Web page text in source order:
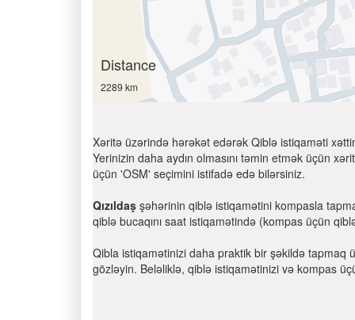
Distance
2289 km
Xəritə üzərində hərəkət edərək Qiblə istiqaməti
Yerinizin daha aydın olmasını təmin etmək üçün
üçün 'OSM' seçimini istifadə edə bilərsiniz.
Qızıldaş şəhərinin qiblə istiqamətini kompasla
qiblə bucaqını saat istiqamətində (kompas üçün
Qibla istiqamətinizi daha praktik bir şəkildə tapmaq
gözləyin. Beləliklə, qiblə istiqamətinizi və kompas